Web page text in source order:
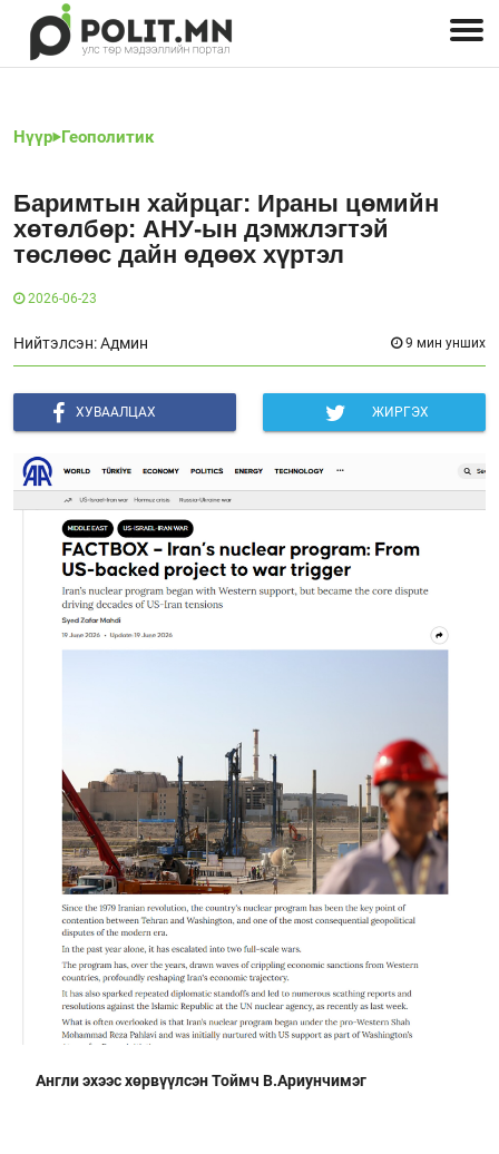
Нүүр Геополитик
Баримтын хайрцаг: Ираны цөмийн
хөтөлбөр: АНУ-ын дэмжлэгтэй
төслөөс дайн өдөөх хүртэл
2026-06-23
Нийтэлсэн: Админ 9 мин унших
ХУВААЛЦАХ ЖИРГЭХ
Англи эхээс хөрвүүлсэн Тоймч В.Ариунчимэг